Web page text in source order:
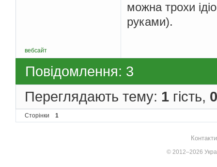
можна трохи
руками).
вебсайт
Повідомлення: 3
Переглядають тему: 1 гість, 0
Сторінки 1
© 2012–2026